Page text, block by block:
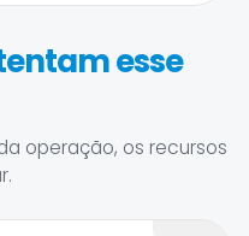
esse
operação, os recursos